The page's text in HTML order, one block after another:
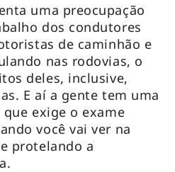
uma preocupação
dos condutores
de caminhão e
nas rodovias, o
deles, inclusive,
E aí a gente tem uma
exige o exame
você vai ver na
protelando a